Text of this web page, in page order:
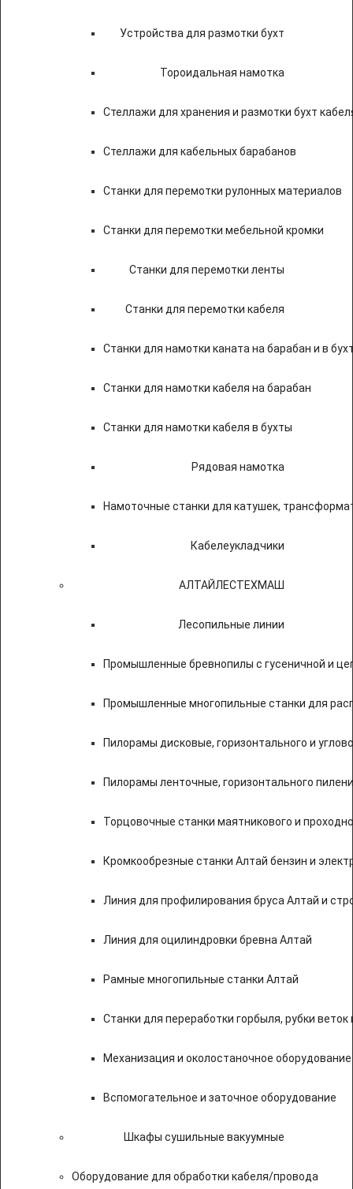
Устройства для размотки бухт
Тороидальная намотка
Стеллажи для хранения и размотки бухт
Стеллажи для кабельных барабанов
Станки для перемотки рулонных материалов
Станки для перемотки мебельной кромки
Станки для перемотки ленты
Станки для перемотки кабеля
Станки для намотки каната на барабан и в
Станки для намотки кабеля на барабан
Станки для намотки кабеля в бухты
Рядовая намотка
Намоточные станки для катушек,
Кабелеукладчики
АЛТАЙЛЕСТЕХМАШ
Лесопильные линии
Промышленные бревнопилы с гусеничной и
Промышленные многопильные станки для
Пилорамы дисковые, горизонтального и
Пилорамы ленточные, горизонтального
Торцовочные станки маятникового и
Кромкообрезные станки Алтай бензин и
Линия для профилирования бруса Алтай и
Линия для оцилиндровки бревна Алтай
Рамные многопильные станки Алтай
Станки для переработки горбыля, рубки веток
Механизация и околостаночное оборудование
Вспомогательное и заточное оборудование
Шкафы сушильные вакуумные
Оборудование для обработки кабеля/провода